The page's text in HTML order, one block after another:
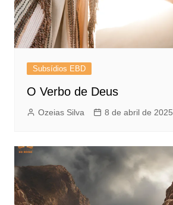
Subsídios EBD
O Verbo de Deus
Ozeias Silva 8 de abril de 2025